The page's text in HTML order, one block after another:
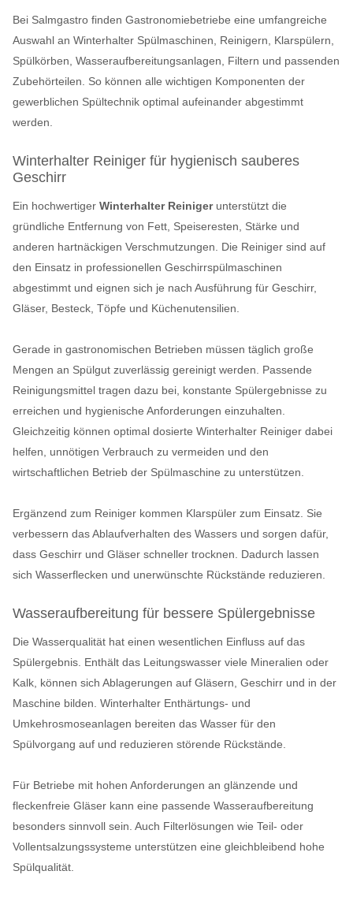
Bei Salmgastro finden Gastronomiebetriebe eine umfangreiche
Auswahl an Winterhalter Spülmaschinen, Reinigern, Klarspülern,
Spülkörben, Wasseraufbereitungsanlagen, Filtern und passenden
Zubehörteilen. So können alle wichtigen Komponenten der
gewerblichen Spültechnik optimal aufeinander abgestimmt
werden.
Winterhalter Reiniger für hygienisch sauberes
Geschirr
Ein hochwertiger Winterhalter Reinigerunterstützt die
gründliche Entfernung von Fett, Speiseresten, Stärke und
anderen hartnäckigen Verschmutzungen. Die Reiniger sind auf
den Einsatz in professionellen Geschirrspülmaschinen
abgestimmt und eignen sich je nach Ausführung für Geschirr,
Gläser, Besteck, Töpfe und Küchenutensilien.
Gerade in gastronomischen Betrieben müssen täglich große
Mengen an Spülgut zuverlässig gereinigt werden. Passende
Reinigungsmittel tragen dazu bei, konstante Spülergebnisse zu
erreichen und hygienische Anforderungen einzuhalten.
Gleichzeitig können optimal dosierte Winterhalter Reiniger dabei
helfen, unnötigen Verbrauch zu vermeiden und den
wirtschaftlichen Betrieb der Spülmaschine zu unterstützen.
Ergänzend zum Reiniger kommen Klarspüler zum Einsatz. Sie
verbessern das Ablaufverhalten des Wassers und sorgen dafür,
dass Geschirr und Gläser schneller trocknen. Dadurch lassen
sich Wasserflecken und unerwünschte Rückstände reduzieren.
Wasseraufbereitung für bessere Spülergebnisse
Die Wasserqualität hat einen wesentlichen Einfluss auf das
Spülergebnis. Enthält das Leitungswasser viele Mineralien oder
Kalk, können sich Ablagerungen auf Gläsern, Geschirr und in der
Maschine bilden. Winterhalter Enthärtungs- und
Umkehrosmoseanlagen bereiten das Wasser für den
Spülvorgang auf und reduzieren störende Rückstände.
Für Betriebe mit hohen Anforderungen an glänzende und
fleckenfreie Gläser kann eine passende Wasseraufbereitung
besonders sinnvoll sein. Auch Filterlösungen wie Teil- oder
Vollentsalzungssysteme unterstützen eine gleichbleibend hohe
Spülqualität.